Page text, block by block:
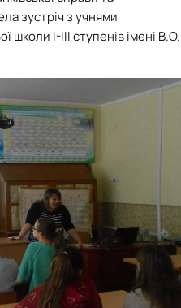
зустріч з учнями
школи І-ІІІ ступенів імені В.О.